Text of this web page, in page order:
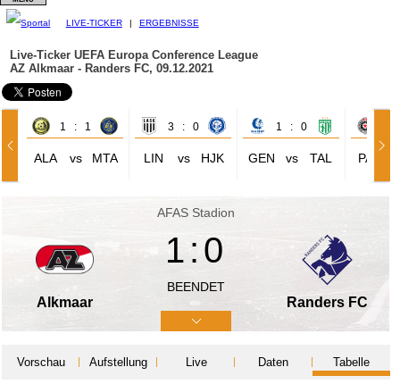
LIVE-TICKER | ERGEBNISSE
Live-Ticker UEFA Europa Conference League
AZ Alkmaar - Randers FC, 09.12.2021
1 : 1
ALA vs MTA
3 : 0
LIN vs HJK
1 : 0
GEN vs TAL PAR
AFAS Stadion
Alkmaar
1:0
BEENDET
Randers FC
Vorschau Aufstellung Live Daten Tabelle